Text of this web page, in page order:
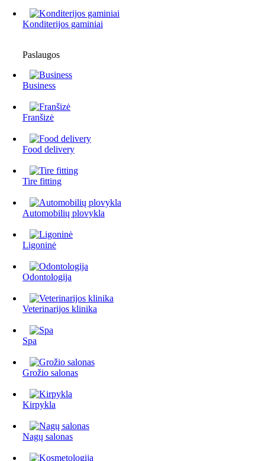
Konditerijos gaminiai
Paslaugos
Business
Franšizė
Food delivery
Tire fitting
Automobilių plovykla
Ligoninė
Odontologija
Veterinarijos klinika
Spa
Grožio salonas
Kirpykla
Nagų salonas